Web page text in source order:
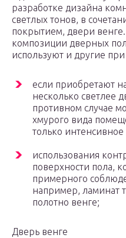
разработке дизайна
светлых тонов, в
покрытием, двери
композиции дверных
используют и другие
если приобретают
несколько светлее
противном случае
хмурого вида
только
использования
поверхности пола,
примерного
например, ламинат
полотно венге;
Дверь венге